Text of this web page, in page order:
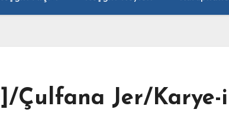
Çulfana Jer/Karye-i